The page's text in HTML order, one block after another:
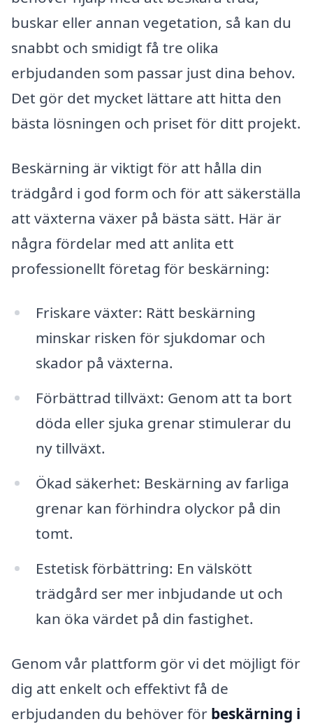
buskar eller annan vegetation, så kan du
snabbt och smidigt få tre olika
erbjudanden som passar just dina behov.
Det gör det mycket lättare att hitta den
bästa lösningen och priset för ditt projekt.
Beskärning är viktigt för att hålla din
trädgård i god form och för att säkerställa
att växterna växer på bästa sätt. Här är
några fördelar med att anlita ett
professionellt företag för beskärning:
Friskare växter: Rätt beskärning
minskar risken för sjukdomar och
skador på växterna.
Förbättrad tillväxt: Genom att ta bort
döda eller sjuka grenar stimulerar du
ny tillväxt.
Ökad säkerhet: Beskärning av farliga
grenar kan förhindra olyckor på din
tomt.
Estetisk förbättring: En välskött
trädgård ser mer inbjudande ut och
kan öka värdet på din fastighet.
Genom vår plattform gör vi det möjligt för
dig att enkelt och effektivt få de
erbjudanden du behöver för beskärning i